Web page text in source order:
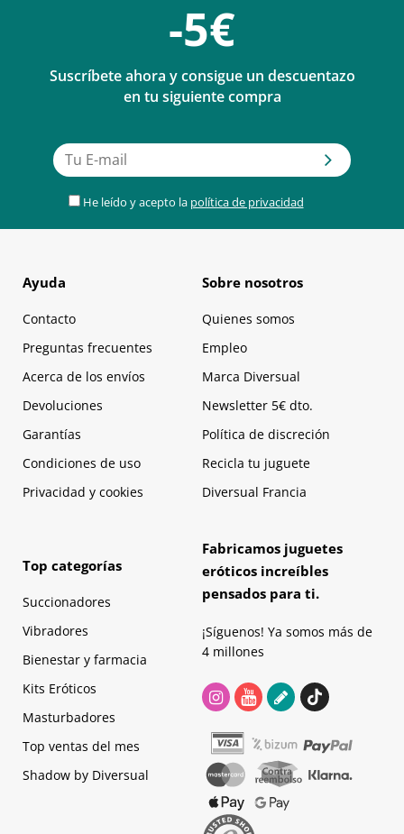
-5€
Suscríbete ahora y consigue un descuentazo
en tu siguiente compra
He leído y acepto la política de privacidad
Ayuda
Contacto
Preguntas frecuentes
Acerca de los envíos
Devoluciones
Garantías
Condiciones de uso
Privacidad y cookies
Sobre nosotros
Quienes somos
Empleo
Marca Diversual
Newsletter 5€ dto.
Política de discreción
Recicla tu juguete
Diversual Francia
Top categorías
Succionadores
Vibradores
Bienestar y farmacia
Kits Eróticos
Masturbadores
Top ventas del mes
Shadow by Diversual
Fabricamos juguetes
eróticos increíbles
pensados para ti.
¡Síguenos! Ya somos más de
4 millones